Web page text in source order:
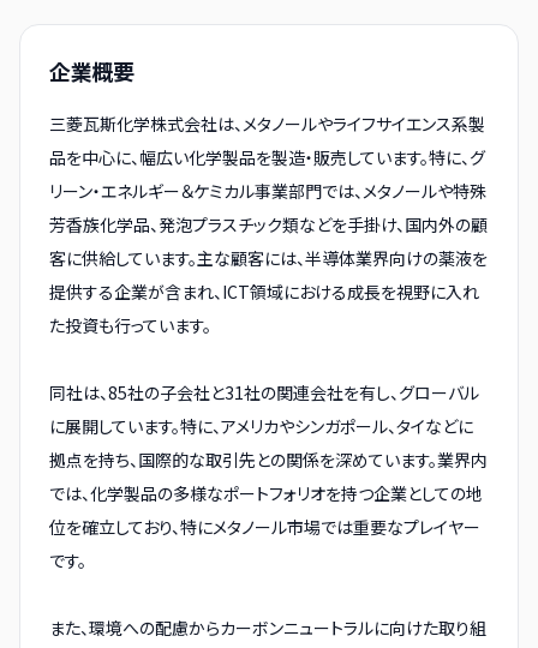
企業概要
三菱瓦斯化学株式会社は、メタノールやライフサイエンス系製
品を中心に、幅広い化学製品を製造・販売しています。特に、グ
リーン・エネルギー＆ケミカル事業部門では、メタノールや特殊
芳香族化学品、発泡プラスチック類などを手掛け、国内外の顧
客に供給しています。主な顧客には、半導体業界向けの薬液を
提供する企業が含まれ、ICT領域における成長を視野に入れ
た投資も行っています。
同社は、85社の子会社と31社の関連会社を有し、グローバル
に展開しています。特に、アメリカやシンガポール、タイなどに
拠点を持ち、国際的な取引先との関係を深めています。業界内
では、化学製品の多様なポートフォリオを持つ企業としての地
位を確立しており、特にメタノール市場では重要なプレイヤー
です。
また、環境への配慮からカーボンニュートラルに向けた取り組